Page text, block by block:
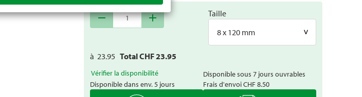
remove add
Taille
8 x 120 mm
à 23.95 Total CHF23.95
Vérifier la disponibilité
Disponible dans env. 5 jours
Disponible sous 7 jours ouvrables
Frais d'envoiCHF 8.50